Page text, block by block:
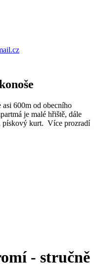
asi 600m od obecního
je malé hřiště, dále
pískový kurt. Více prozradí
- stručně